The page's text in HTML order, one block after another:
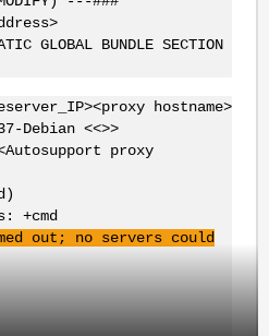
GLOBAL BUNDLE SECTION
proxy hostname>
Debian <<>>
proxy
+cmd
out; no servers could